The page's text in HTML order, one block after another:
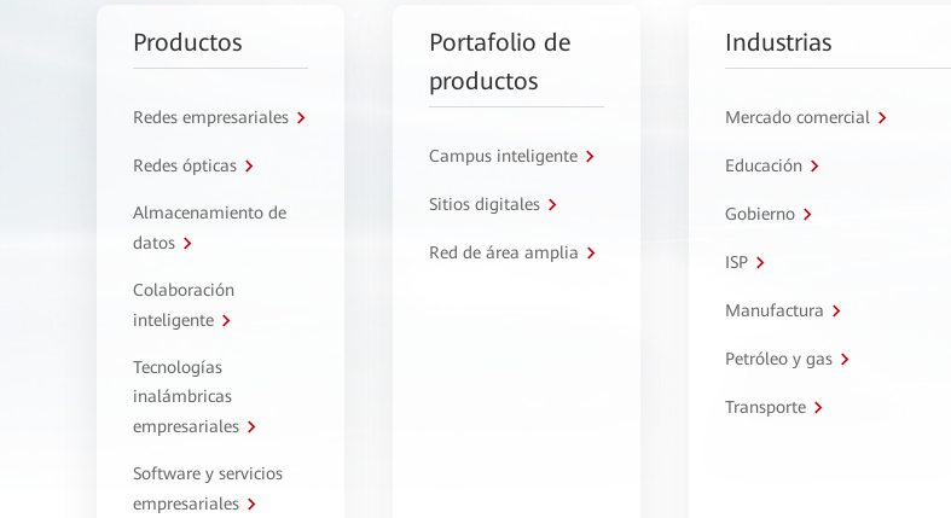
Productos
Redes empresariales
Redes ópticas
Almacenamiento de
datos
Colaboración
inteligente
Tecnologías
inalámbricas
empresariales
Software y servicios
empresariales
Portafolio de
productos
Campus inteligente
Sitios digitales
Red de área amplia
Industrias
Mercado comercial
Educación
Gobierno
ISP
Manufactura
Petróleo y gas
Transporte